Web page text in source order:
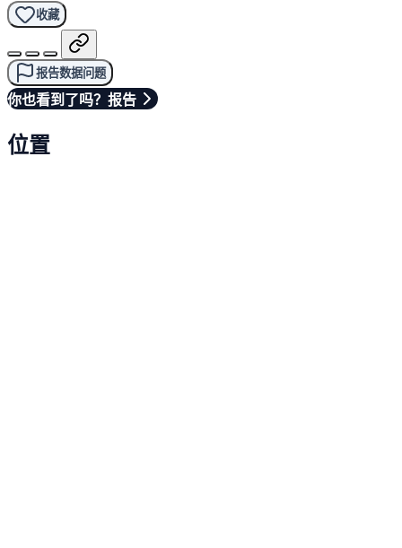
收藏
报告数据问题
你也看到了吗？报告
位置